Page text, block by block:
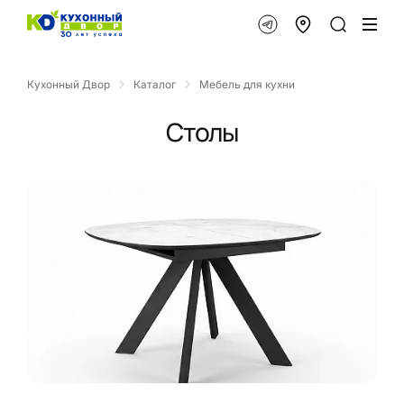
Кухонный Двор Каталог Мебель для кухни
Столы